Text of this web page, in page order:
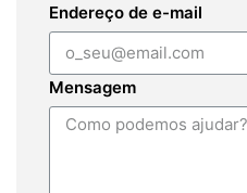
Endereço de e-mail
Mensagem